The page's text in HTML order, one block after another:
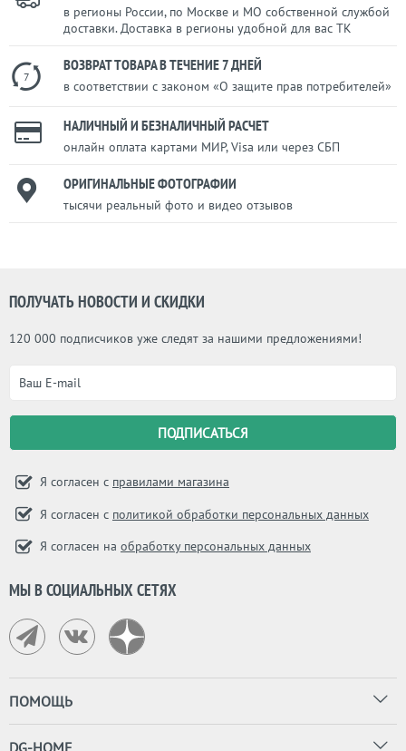
в регионы России, по Москве и МО собственной службой
доставки. Доставка в регионы удобной для вас ТК
7
ВОЗВРАТ ТОВАРА В ТЕЧЕНИЕ 7 ДНЕЙ
в соответствии с законом «О защите прав потребителей»
НАЛИЧНЫЙ И БЕЗНАЛИЧНЫЙ РАСЧЕТ
онлайн оплата картами МИР, Visa или через СБП
ОРИГИНАЛЬНЫЕ ФОТОГРАФИИ
тысячи реальный фото и видео отзывов
ПОЛУЧАТЬ НОВОСТИ И СКИДКИ
120 000 подписчиков уже следят за нашими предложениями!
Я согласен с правилами магазина
Я согласен с политикой обработки персональных данных
Я согласен на обработку персональных данных
МЫ В СОЦИАЛЬНЫХ СЕТЯХ
ПОМОЩЬ
DG-HOME